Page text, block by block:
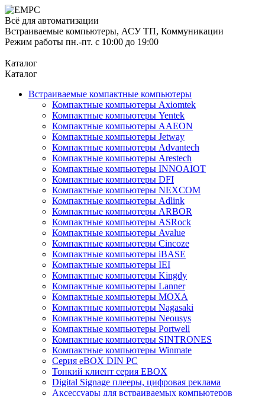
Всё для автоматизации
Встраиваемые компьютеры, АСУ ТП, Коммуникации
Режим работы пн.-пт. с 10:00 до 19:00
Каталог
Каталог
Встраиваемые компактные компьютеры
Компактные компьютеры Axiomtek
Компактные компьютеры Yentek
Компактные компьютеры AAEON
Компактные компьютеры Jetway
Компактные компьютеры Advantech
Компактные компьютеры Arestech
Компактные компьютеры INNOAIOT
Компактные компьютеры DFI
Компактные компьютеры NEXCOM
Компактные компьютеры Adlink
Компактные компьютеры ARBOR
Компактные компьютеры ASRock
Компактные компьютеры Avalue
Компактные компьютеры Cincoze
Компактные компьютеры iBASE
Компактные компьютеры IEI
Компактные компьютеры Kingdy
Компактные компьютеры Lanner
Компактные компьютеры MOXA
Компактные компьютеры Nagasaki
Компактные компьютеры Neousys
Компактные компьютеры Portwell
Компактные компьютеры SINTRONES
Компактные компьютеры Winmate
Серия eBOX DIN PC
Тонкий клиент серия EBOX
Digital Signage плееры, цифровая реклама
Аксессуары для встраиваемых компьютеров